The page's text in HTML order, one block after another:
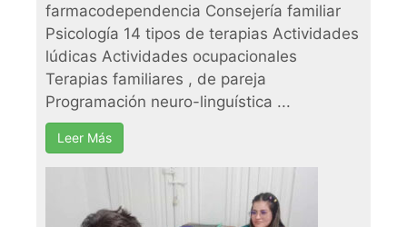
farmacodependencia Consejería familiar
Psicología 14 tipos de terapias Actividades
lúdicas Actividades ocupacionales
Terapias familiares , de pareja
Programación neuro-linguística ...
Leer Más